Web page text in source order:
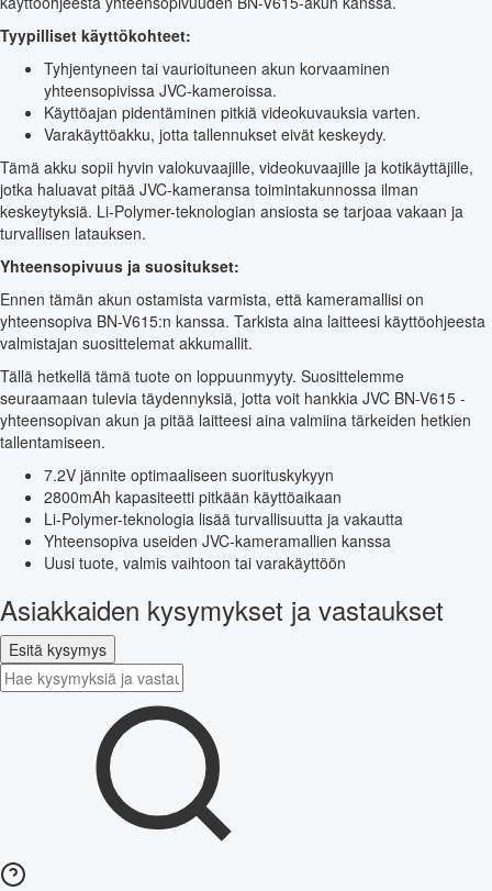
Tyypilliset käyttökohteet:
Tyhjentyneen tai vaurioituneen akun korvaaminen
yhteensopivissa JVC-kameroissa.
Käyttöajan pidentäminen pitkiä videokuvauksia varten.
Varakäyttöakku, jotta tallennukset eivät keskeydy.
Tämä akku sopii hyvin valokuvaajille, videokuvaajille ja kotikäyttäjille,
jotka haluavat pitää JVC-kameransa toimintakunnossa ilman
keskeytyksiä. Li-Polymer-teknologian ansiosta se tarjoaa vakaan ja
turvallisen latauksen.
Yhteensopivuus ja suositukset:
Ennen tämän akun ostamista varmista, että kameramallisi on
yhteensopiva BN-V615:n kanssa. Tarkista aina laitteesi käyttöohjeesta
valmistajan suosittelemat akkumallit.
Tällä hetkellä tämä tuote on loppuunmyyty. Suosittelemme
seuraamaan tulevia täydennyksiä, jotta voit hankkia JVC BN-V615 -
yhteensopivan akun ja pitää laitteesi aina valmiina tärkeiden hetkien
tallentamiseen.
7.2V jännite optimaaliseen suorituskykyyn
2800mAh kapasiteetti pitkään käyttöaikaan
Li-Polymer-teknologia lisää turvallisuutta ja vakautta
Yhteensopiva useiden JVC-kameramallien kanssa
Uusi tuote, valmis vaihtoon tai varakäyttöön
Asiakkaiden kysymykset ja vastaukset
Esitä kysymys